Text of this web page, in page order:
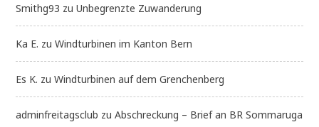
Smithg93 zuUnbegrenzte Zuwanderung
Ka E. zuWindturbinen im Kanton Bern
Es K. zuWindturbinen auf dem Grenchenberg
adminfreitagsclub zuAbschreckung – Brief an BR Sommaruga